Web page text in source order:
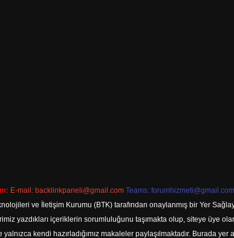
E-mail: backlinkpaneli@gmail.com Teams: forumhizmeti@gmail.com
ve İletişim Kurumu (BTK) tarafından onaylanmış bir Yer
yazdıkları içeriklerin sorumluluğunu taşımakta olup, siteye üye
kendi hazırladığımız makaleler paylaşılmaktadır. Burada